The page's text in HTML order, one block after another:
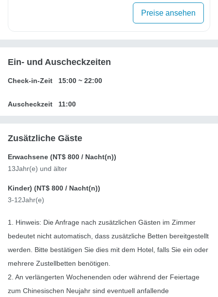
Preise ansehen
Ein- und Auscheckzeiten
Check-in-Zeit 15:00 ~ 22:00
Auscheckzeit 11:00
Zusätzliche Gäste
Erwachsene (NT$ 800 / Nacht(n))
13Jahr(e) und älter
Kinder) (NT$ 800 / Nacht(n))
3-12Jahr(e)
1. Hinweis: Die Anfrage nach zusätzlichen Gästen im Zimmer
bedeutet nicht automatisch, dass zusätzliche Betten bereitgestellt
werden. Bitte bestätigen Sie dies mit dem Hotel, falls Sie ein oder
mehrere Zustellbetten benötigen.
2. An verlängerten Wochenenden oder während der Feiertage
zum Chinesischen Neujahr sind eventuell anfallende